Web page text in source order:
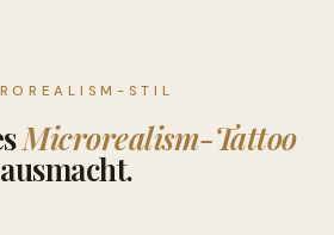
STIL
Microrealism-Tattoo
ausmacht.